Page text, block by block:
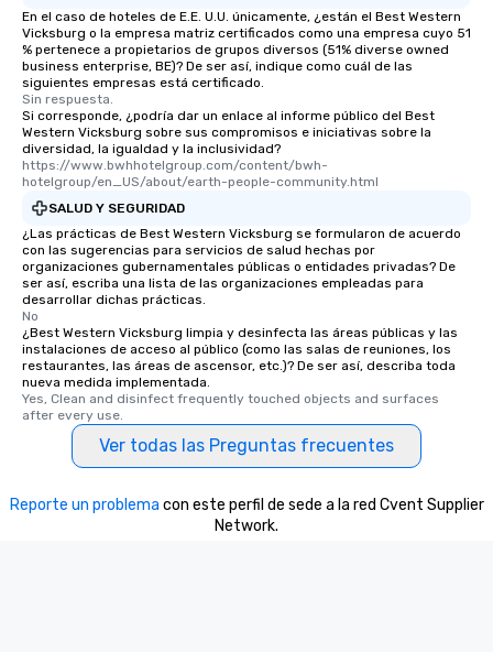
En el caso de hoteles de E.E. U.U. únicamente, ¿están el Best Western
Vicksburg o la empresa matriz certificados como una empresa cuyo 51
% pertenece a propietarios de grupos diversos (51% diverse owned
business enterprise, BE)? De ser así, indique como cuál de las
siguientes empresas está certificado.
Sin respuesta.
Si corresponde, ¿podría dar un enlace al informe público del Best
Western Vicksburg sobre sus compromisos e iniciativas sobre la
diversidad, la igualdad y la inclusividad?
https://www.bwhhotelgroup.com/content/bwh-
hotelgroup/en_US/about/earth-people-community.html
SALUD Y SEGURIDAD
¿Las prácticas de Best Western Vicksburg se formularon de acuerdo
con las sugerencias para servicios de salud hechas por
organizaciones gubernamentales públicas o entidades privadas? De
ser así, escriba una lista de las organizaciones empleadas para
desarrollar dichas prácticas.
No
¿Best Western Vicksburg limpia y desinfecta las áreas públicas y las
instalaciones de acceso al público (como las salas de reuniones, los
restaurantes, las áreas de ascensor, etc.)? De ser así, describa toda
nueva medida implementada.
Yes, Clean and disinfect frequently touched objects and surfaces
after every use.
Ver todas las Preguntas frecuentes
Reporte un problema con este perfil de sede a la red Cvent Supplier
Network.